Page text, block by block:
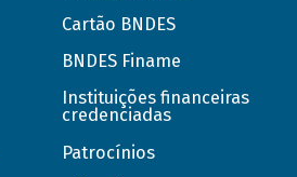
Cartão BNDES
BNDES Finame
Instituições financeiras
credenciadas
Patrocínios